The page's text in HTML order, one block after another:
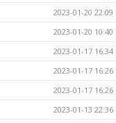
2023-01-20 22:09
2023-01-20 10:40
2023-01-17 16:34
2023-01-17 16:26
2023-01-17 16:26
2023-01-13 22:36